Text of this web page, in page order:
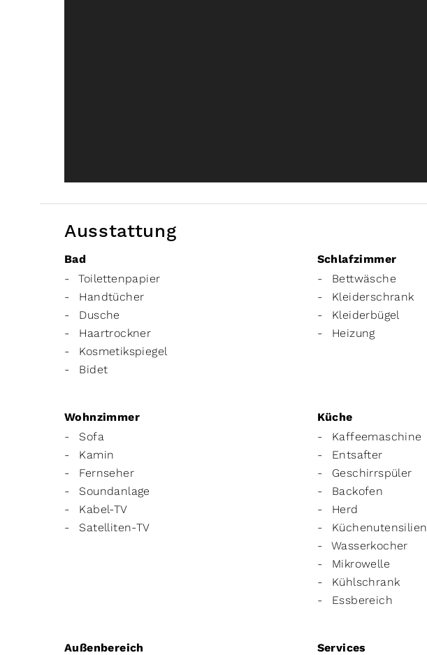
Ausstattung
Bad
Toilettenpapier
Handtücher
Dusche
Haartrockner
Kosmetikspiegel
Bidet
Schlafzimmer
Bettwäsche
Kleiderschrank
Kleiderbügel
Heizung
Wohnzimmer
Sofa
Kamin
Fernseher
Soundanlage
Kabel-TV
Satelliten-TV
Küche
Kaffeemaschine
Entsafter
Geschirrspüler
Backofen
Herd
Küchenutensilien
Wasserkocher
Mikrowelle
Kühlschrank
Essbereich
Außenbereich
Services